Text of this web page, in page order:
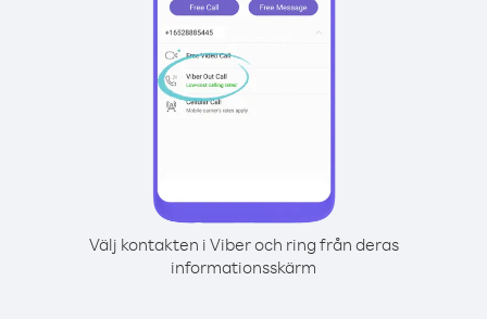
Välj kontakten i Viber och ring från deras
informationsskärm